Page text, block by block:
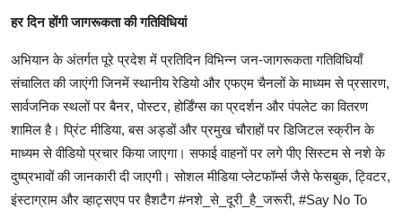
हर दिन होंगी जागरूकता की गतिविधियां
अभियान के अंतर्गत पूरे प्रदेश में प्रतिदिन विभिन्न जन-जागरूकता गतिविधियाँ
संचालित की जाएंगी जिनमें स्थानीय रेडियो और एफएम चैनलों के माध्यम से प्रसारण,
सार्वजनिक स्थलों पर बैनर, पोस्टर, होर्डिंग्स का प्रदर्शन और पंपलेट का वितरण
शामिल है। प्रिंट मीडिया, बस अड्डों और प्रमुख चौराहों पर डिजिटल स्क्रीन के
माध्यम से वीडियो प्रचार किया जाएगा। सफाई वाहनों पर लगे पीए सिस्टम से नशे के
दुष्प्रभावों की जानकारी दी जाएगी। सोशल मीडिया प्लेटफॉर्म्स जैसे फेसबुक, ट्विटर,
इंस्टाग्राम और व्हाट्सएप पर हैशटैग #नशे_से_दूरी_है_जरूरी, #Say No To